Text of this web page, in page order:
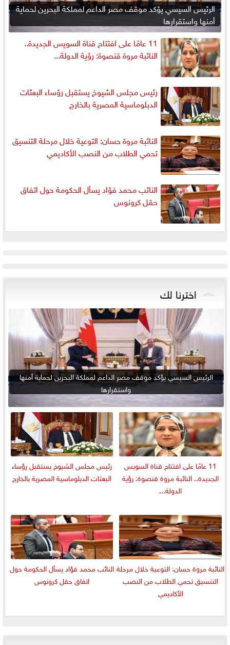
الرئيس السيسي يؤكد موقف مصر الداعم لمملكة البحرين لحماية
أمنها واستقرارها
11 عامًا على افتتاح قناة السويس الجديدة..
النائبة مروة قنصوة: رؤية الدولة...
رئيس مجلس الشيوخ يستقبل رؤساء البعثات
الدبلوماسية المصرية بالخارج
النائبة مروة حسان: التوعية خلال مرحلة التنسيق
تحمي الطلاب من النصب الأكاديمي
النائب محمد فؤاد يسأل الحكومة حول اتفاق
حقل كرونوس
اخترنا لك
الرئيس السيسي يؤكد موقف مصر الداعم لمملكة البحرين لحماية أمنها
واستقرارها
11 عامًا على افتتاح قناة السويس
الجديدة.. النائبة مروة قنصوة: رؤية
الدولة...
رئيس مجلس الشيوخ يستقبل رؤساء
البعثات الدبلوماسية المصرية بالخارج
النائبة مروة حسان: التوعية خلال مرحلة
التنسيق تحمي الطلاب من النصب
الأكاديمي
النائب محمد فؤاد يسأل الحكومة حول
اتفاق حقل كرونوس